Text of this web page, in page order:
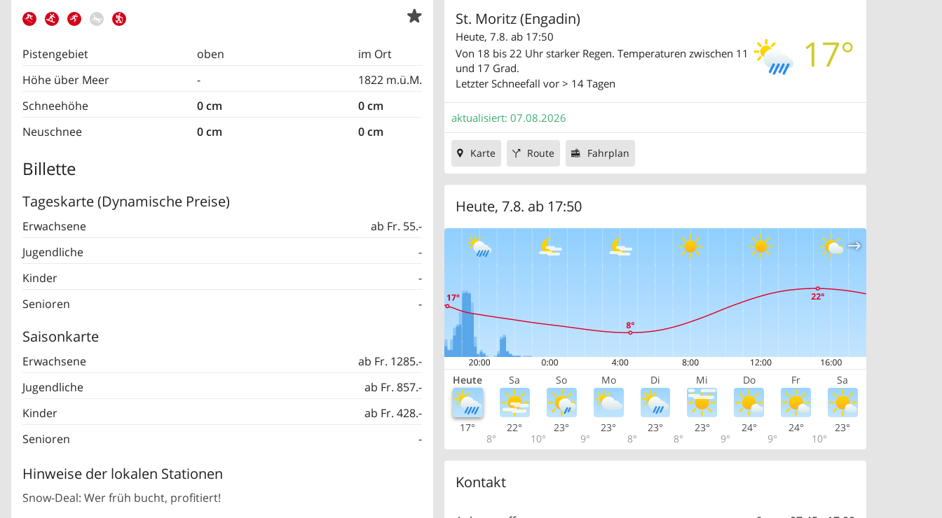
Pistengebiet oben
im Ort
Höhe über Meer
-
1822 m.ü.M.
Schneehöhe
0 cm
0 cm
Neuschnee
0 cm 0 cm
Billette
Tageskarte (Dynamische Preise)
Erwachsene
ab Fr. 55.-
Jugendliche
-
Kinder
-
Senioren
-
Saisonkarte
Erwachsene
ab Fr. 1285.-
Jugendliche
ab Fr. 857.-
Kinder
ab Fr. 428.-
Senioren
-
Hinweise der lokalen Stationen
Snow-Deal: Wer früh bucht, profitiert!
St. Moritz (Engadin)
17°
Heute, 7.8. ab 17:50
Von 18 bis 22 Uhr starker Regen. Temperaturen zwischen 11
und 17 Grad.
Letzter Schneefall vor > 14 Tagen
aktualisiert: 07.08.2026
Karte Route Fahrplan
Heute, 7.8. ab 17:50
Heute Sa So Mo Di Mi Do Fr Sa
17°
8°
22°
10°
23°
9°
23°
8°
23°
8°
23°
9°
24°
9°
24°
10°
23°
Kontakt